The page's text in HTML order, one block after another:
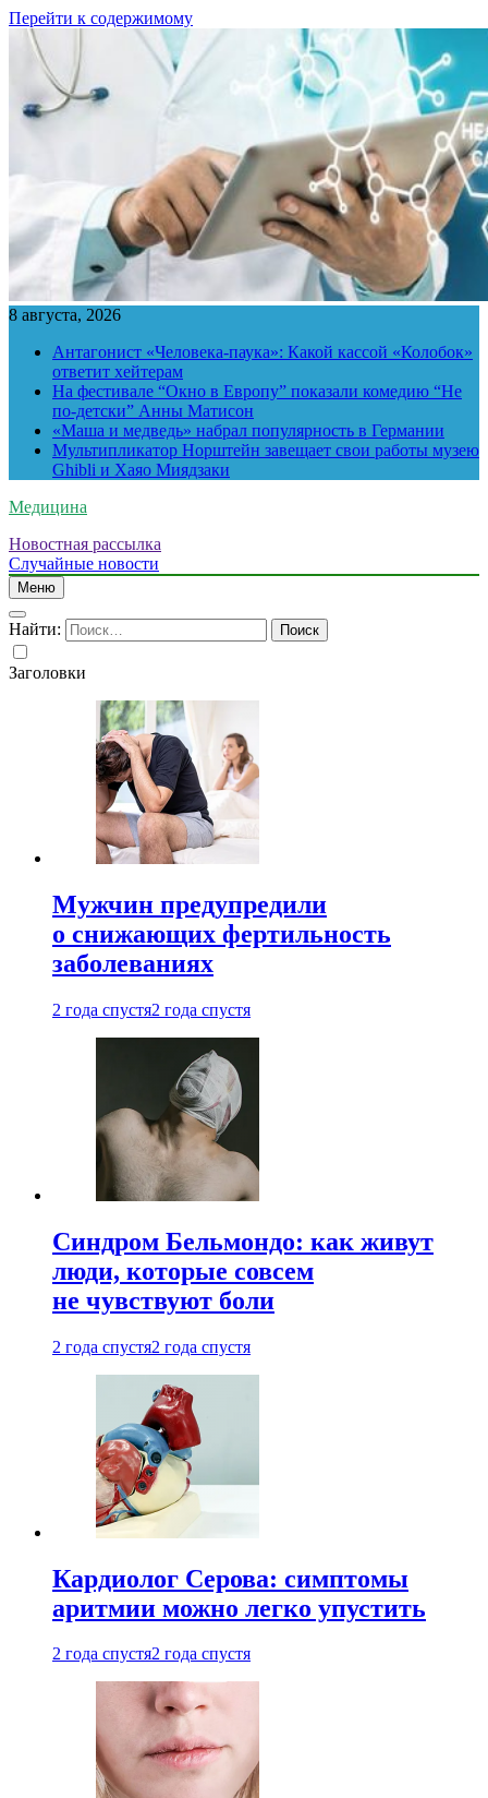
Перейти к содержимому
8 августа, 2026
Антагонист «Человека-паука»: Какой кассой «Колобок»
ответит хейтерам
На фестивале “Окно в Европу” показали комедию “Не
по-детски” Анны Матисон
«Маша и медведь» набрал популярность в Германии
Мультипликатор Норштейн завещает свои работы музею
Ghibli и Хаяо Миядзаки
Медицина
Новостная рассылка
Случайные новости
Меню
Найти:
Заголовки
Мужчин предупредили
о снижающих фертильность
заболеваниях
2 года спустя2 года спустя
Синдром Бельмондо: как живут
люди, которые совсем
не чувствуют боли
2 года спустя2 года спустя
Кардиолог Серова: симптомы
аритмии можно легко упустить
2 года спустя2 года спустя